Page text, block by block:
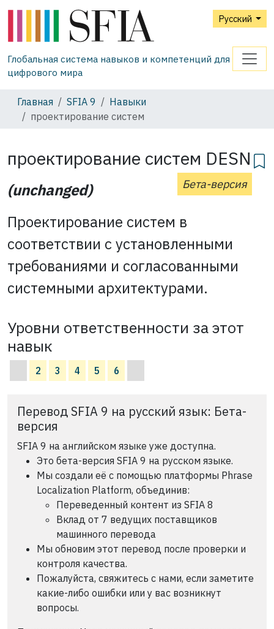
Русский
Глобальная система навыков и компетенций для
цифрового мира
Главная SFIA 9
Навыки
проектирование систем
проектирование систем DESN
Бета-версия
(unchanged)
Проектирование систем в
соответствии с установленными
требованиями и согласованными
системными архитектурами.
Уровни ответственности за этот
навык
2 3 4 5 6
Перевод SFIA 9 на русский язык: Бета-
версия
SFIA 9 на английском языке уже доступна.
Это бета-версия SFIA 9 на русском языке.
Мы создали её с помощью платформы Phrase
Localization Platform, объединив:
Переведенный контент из SFIA 8
Вклад от 7 ведущих поставщиков
машинного перевода
Мы обновим этот перевод после проверки и
контроля качества.
Пожалуйста, свяжитесь с нами, если заметите
какие-либо ошибки или у вас возникнут
вопросы.